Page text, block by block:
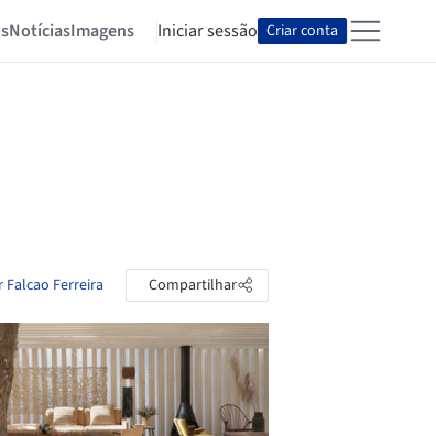
NotíciasImagens Iniciar sessão Criar conta
Falcao Ferreira Compartilhar